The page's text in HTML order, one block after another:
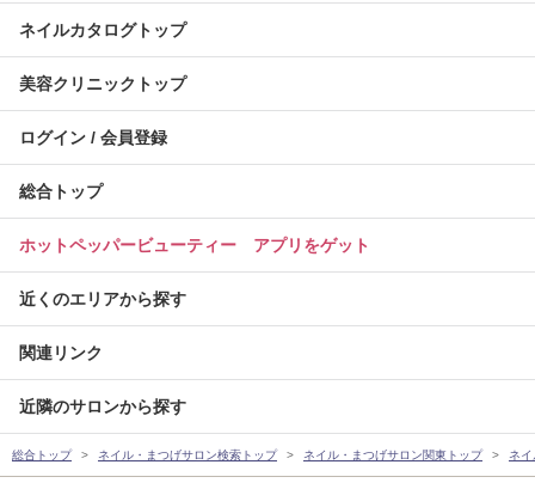
ネイルカタログトップ
美容クリニックトップ
ログイン / 会員登録
総合トップ
ホットペッパービューティー アプリをゲット
近くのエリアから探す
関連リンク
近隣のサロンから探す
総合トップ ネイル・まつげサロン検索トップ ネイル・まつげサロン関東トップ ネ